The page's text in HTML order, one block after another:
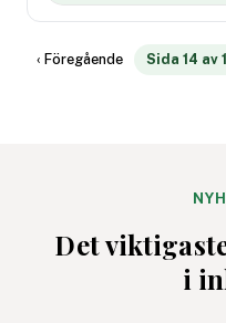
‹ Föregående Sida 14 av
Det
i